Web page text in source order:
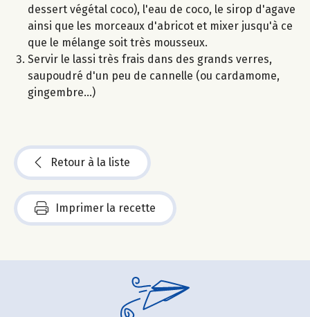
dessert végétal coco), l'eau de coco, le sirop d'agave
ainsi que les morceaux d'abricot et mixer jusqu'à ce
que le mélange soit très mousseux.
Servir le lassi très frais dans des grands verres,
saupoudré d'un peu de cannelle (ou cardamome,
gingembre...)
Retour à la liste
Imprimer la recette